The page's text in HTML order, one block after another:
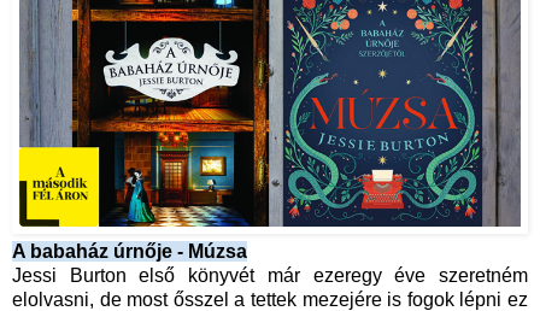
A babaház úrnője - Múzsa
Jessi Burton első könyvét már ezeregy éve szeretném
elolvasni, de most ősszel a tettek mezejére is fogok lépni ez